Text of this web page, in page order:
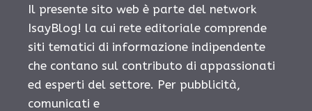
Il presente sito web è parte del network
IsayBlog! la cui rete editoriale comprende
siti tematici di informazione indipendente
che contano sul contributo di appassionati
ed esperti del settore. Per pubblicità,
comunicati e